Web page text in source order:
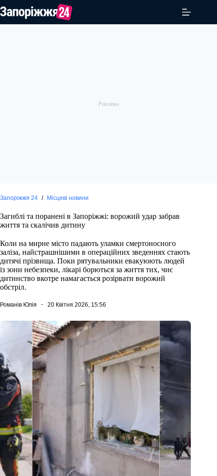
до
Запоріжжя 24 / Місцеві новини
Загиблі та поранені в Запоріжжі: ворожий удар забрав
життя та скалічив дитину
Коли на мирне місто падають уламки смертоносного
заліза, найстрашнішими в операційних зведеннях стають
дитячі прізвища. Поки рятувальники евакуюють людей
із зони небезпеки, лікарі борються за життя тих, чиє
дитинство вкотре намагається розірвати ворожий
обстріл.
Романів Юлія 20 Квітня 2026, 15:56